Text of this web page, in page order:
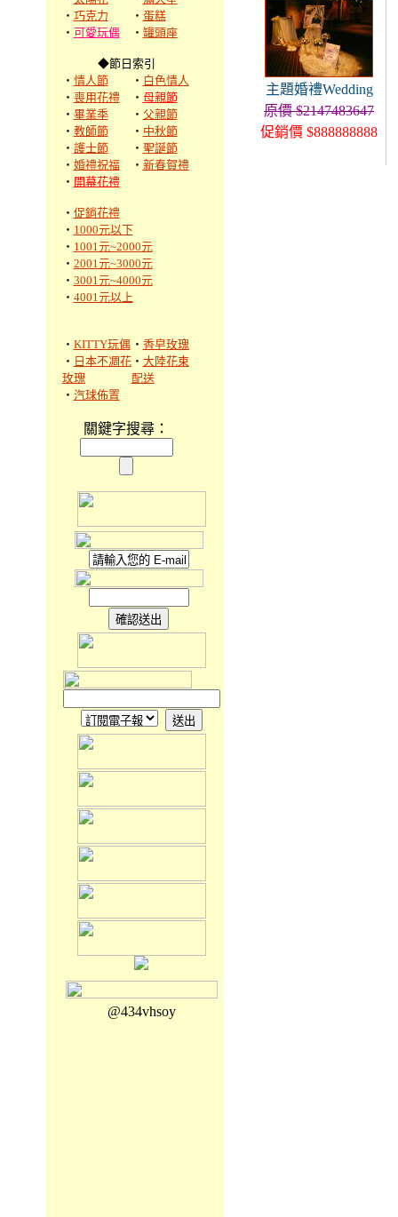
‧ 巧克力 ‧ 蛋糕
‧ 可愛玩偶 ‧ 罐頭座
◆節日索引
‧ 情人節 ‧ 白色情人
‧ 喪用花禮 ‧ 母親節
‧ 畢業季 ‧ 父親節
‧ 教師節 ‧ 中秋節
‧ 護士節 ‧ 聖誕節
‧ 婚禮祝福 ‧ 新春賀禮
‧ 開幕花禮
‧ 促銷花禮
‧ 1000元以下
‧ 1001元~2000元
‧ 2001元~3000元
‧ 3001元~4000元
‧ 4001元以上
‧ KITTY玩偶 ‧ 香皂玫瑰
‧ 日本不凋花
玫瑰
‧ 大陸花束
配送
‧ 汽球佈置
關鍵字搜尋：
@434vhsoy
主題婚禮Wedding
原價 $2147483647
促銷價 $888888888